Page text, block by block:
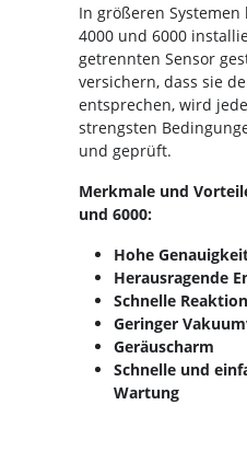
In größeren
4000 und 6000
getrennten Sensor
versichern, dass sie
entsprechen, wird
strengsten
und geprüft.
Merkmale und
und 6000:
Hohe
Herausragende
Schnelle Reaktion
Geringer
Geräuscharm
Schnelle und
Wartung